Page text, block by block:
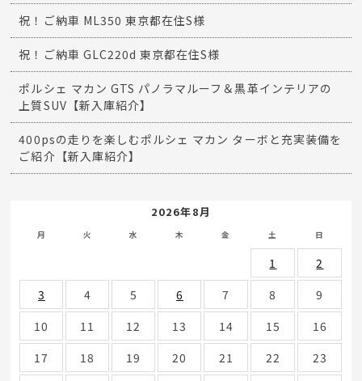
祝！ご納車 ML350 東京都在住S様
祝！ご納車 GLC220d 東京都在住S様
ポルシェ マカン GTS パノラマルーフ＆黒革インテリアの
上質SUV【新入庫紹介】
400psの走りを楽しむポルシェ マカン ターボと充実装備を
ご紹介【新入庫紹介】
2026年8月
月 火 水 木 金 土 日
1
2
3
4 5 6 7 8
9
10
11 12 13 14 15
16
17
18 19 20 21 22 23